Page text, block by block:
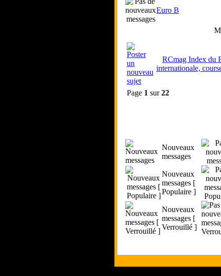
Euro B
RCmag Index du
internationale,
Page 1 sur22
Nouveaux
messages
Nouveaux
messages [
Populaire ]
Nouveaux
messages [
Verrouillé ]